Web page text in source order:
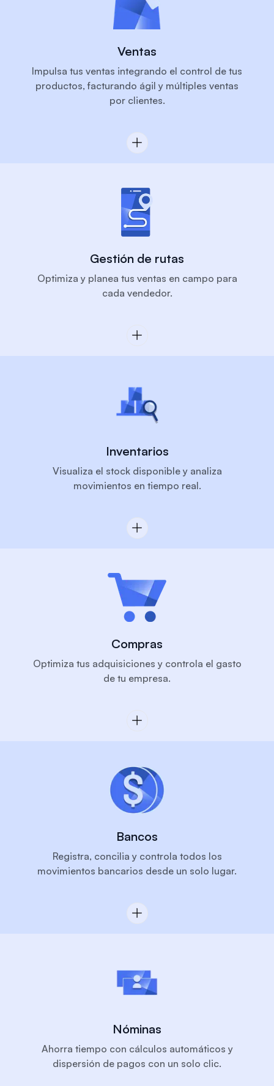
Ventas
Impulsa tus ventas integrando el control de tus
productos, facturando ágil y múltiples ventas
por clientes.
Gestión de rutas
Optimiza y planea tus ventas en campo para
cada vendedor.
Inventarios
Visualiza el stock disponible y analiza
movimientos en tiempo real.
Compras
Optimiza tus adquisiciones y controla el gasto
de tu empresa.
Bancos
Registra, concilia y controla todos los
movimientos bancarios desde un solo lugar.
Nóminas
Ahorra tiempo con cálculos automáticos y
dispersión de pagos con un solo clic.